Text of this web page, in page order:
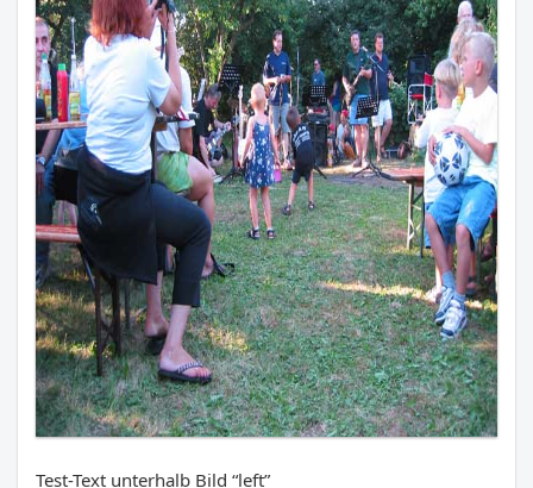
Test-Text unterhalb Bild “left”